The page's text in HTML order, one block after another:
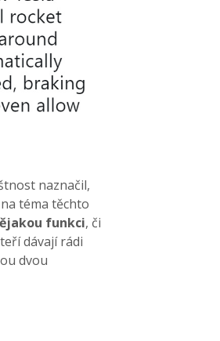
naznačil,
téma těchto
funkci, či
dávají rádi
dvou